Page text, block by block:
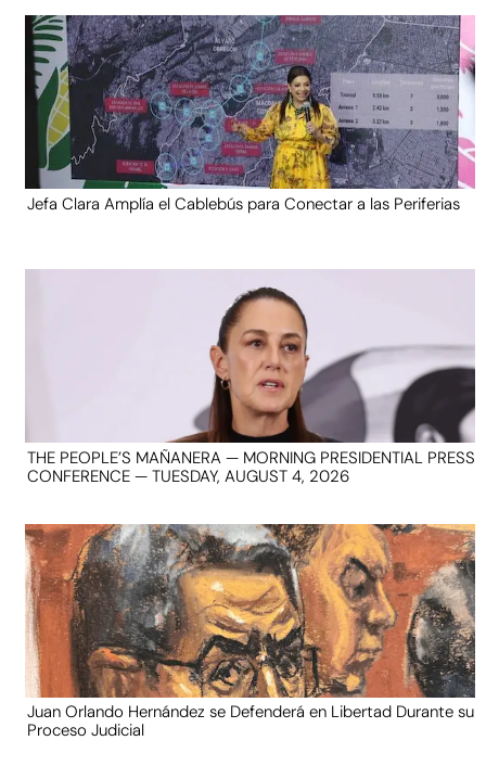
Jefa Clara Amplía el Cablebús para Conectar a las Periferias
THE PEOPLE’S MAÑANERA — MORNING PRESIDENTIAL PRESS
CONFERENCE — TUESDAY, AUGUST 4, 2026
Juan Orlando Hernández se Defenderá en Libertad Durante su
Proceso Judicial